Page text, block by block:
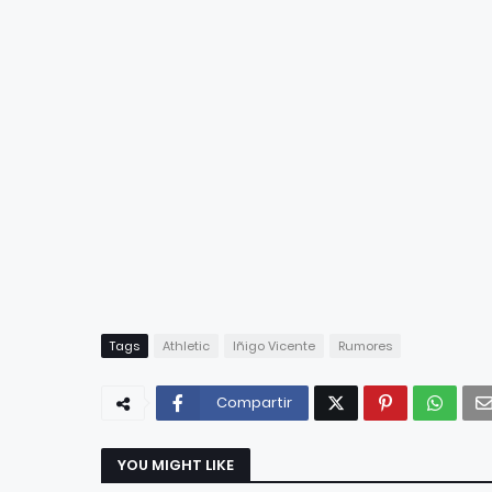
Tags Athletic Iñigo Vicente Rumores
Compartir
YOU MIGHT LIKE